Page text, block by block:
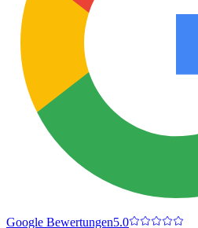
Google Bewertungen5.0